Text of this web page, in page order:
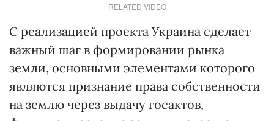
RELATED VIDEO
С реализацией проекта Украина сделает
важный шаг в формировании рынка
земли, основными элементами которого
являются признание права собственности
на землю через выдачу госактов,